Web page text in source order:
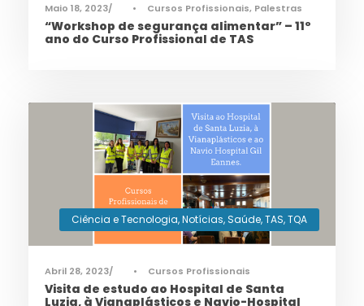
Maio 18, 2023 • Cursos Profissionais, Palestras
“Workshop de segurança alimentar” – 11º
ano do Curso Profissional de TAS
Ciência e Tecnologia,Notícias,Saúde,TAS,TQA
Abril 28, 2023 • Cursos Profissionais
Visita de estudo ao Hospital de Santa
Luzia, à Vianaplásticos e Navio-Hospital